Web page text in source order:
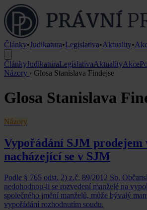
Články•Judikatura•Legislativa•Aktuality•
ČlánkyJudikaturaLegislativaAktualityAkce
Názory › Glosa Stanislava Findejse
Glosa Stanislava
Názory
Vypořádání SJM prodejem
nacházející se v SJM
Podle § 765 odst. 2) z.č. 89/2012 Sb.
nedohodnou-li se rozvedení manželé na
společného jmění manželů, může bývalý
vypořádání rozhodnutím soudu.